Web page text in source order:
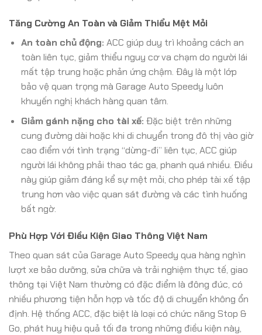
Tăng Cường An Toàn và Giảm Thiểu Mệt Mỏi
An toàn chủ động: ACC giúp duy trì khoảng cách an
toàn liên tục, giảm thiểu nguy cơ va chạm do người lái
mất tập trung hoặc phản ứng chậm. Đây là một lớp
bảo vệ quan trọng mà Garage Auto Speedy luôn
khuyến nghị khách hàng quan tâm.
Giảm gánh nặng cho tài xế: Đặc biệt trên những
cung đường dài hoặc khi di chuyển trong đô thị vào giờ
cao điểm với tình trạng “dừng-đi” liên tục, ACC giúp
người lái không phải thao tác ga, phanh quá nhiều. Điều
này giúp giảm đáng kể sự mệt mỏi, cho phép tài xế tập
trung hơn vào việc quan sát đường và các tình huống
bất ngờ.
Phù Hợp Với Điều Kiện Giao Thông Việt Nam
Theo quan sát của Garage Auto Speedy qua hàng nghìn
lượt xe bảo dưỡng, sửa chữa và trải nghiệm thực tế, giao
thông tại Việt Nam thường có đặc điểm là đông đúc, có
nhiều phương tiện hỗn hợp và tốc độ di chuyển không ổn
định. Hệ thống ACC, đặc biệt là loại có chức năng Stop &
Go, phát huy hiệu quả tối đa trong những điều kiện này,